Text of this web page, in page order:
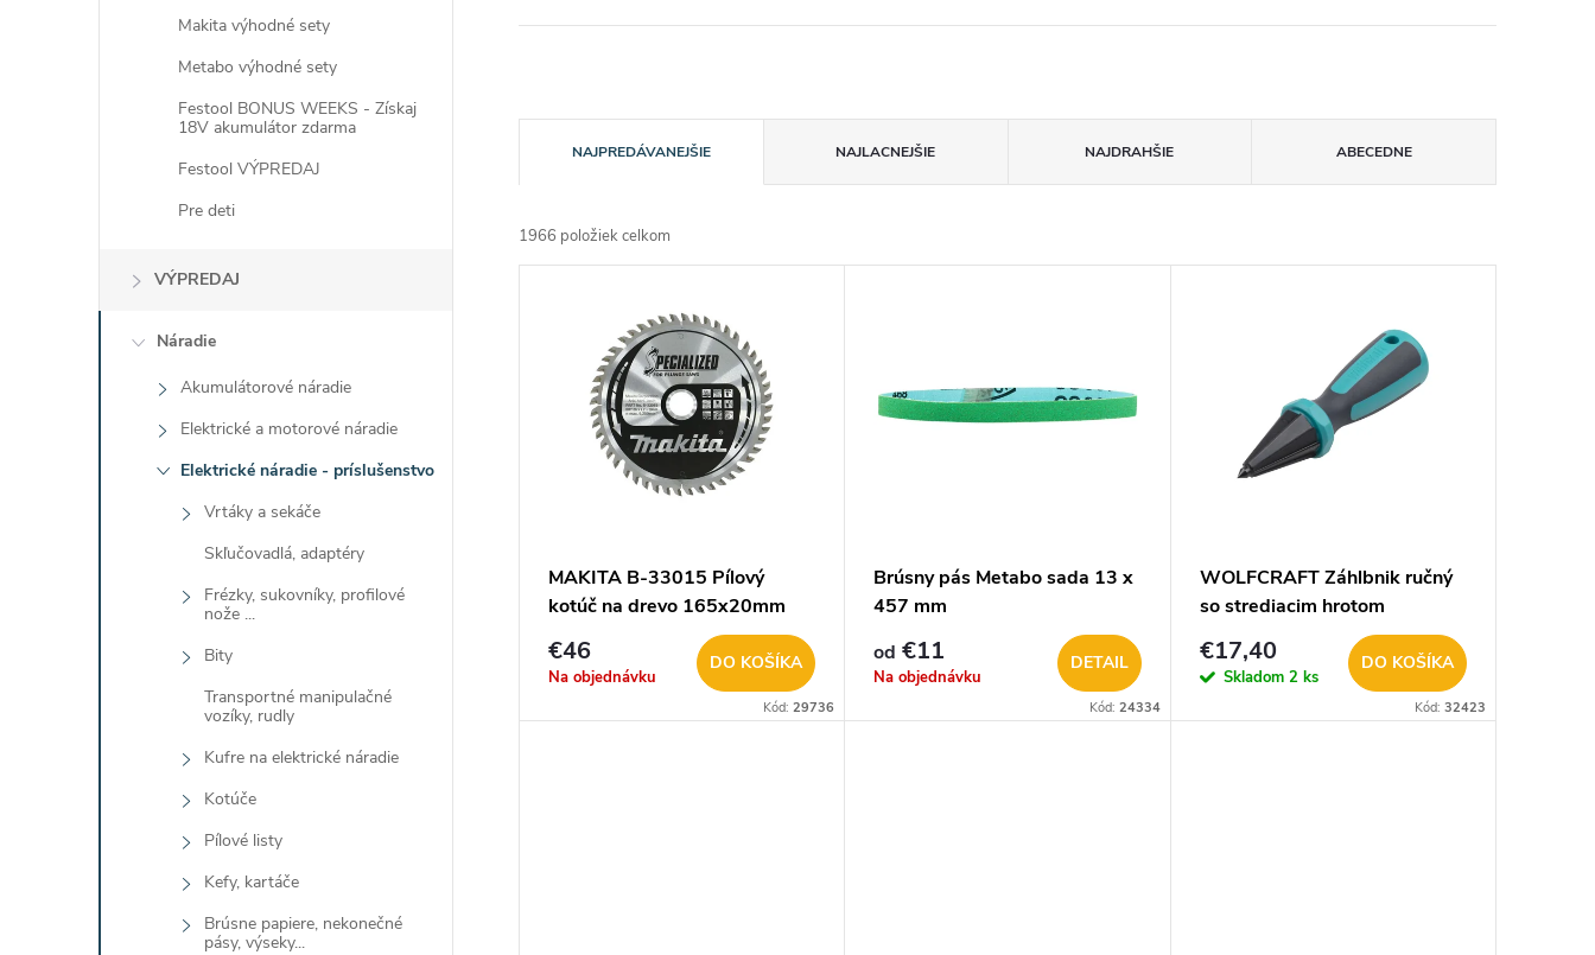
Makita výhodné sety
Metabo výhodné sety
Festool BONUS WEEKS - Získaj
18V akumulátor zdarma
Festool VÝPREDAJ
Pre deti
VÝPREDAJ
Náradie
Akumulátorové náradie
Elektrické a motorové náradie
Elektrické náradie - príslušenstvo
Vrtáky a sekáče
Skľučovadlá, adaptéry
Frézky, sukovníky, profilové
nože ...
Bity
Transportné manipulačné
vozíky, rudly
Kufre na elektrické náradie
Kotúče
Pílové listy
Kefy, kartáče
Brúsne papiere, nekonečné
pásy, výseky...
a
d
d
NAJPREDÁVANEJŠIE NAJLACNEJŠIE NAJDRAHŠIE ABECEDNE
1966 položiek celkom
o
MAKITA B-33015 Pílový
kotúč na drevo 165x20mm
€46
Na objednávku
DO KOŠÍKA
Kód:29736
Brúsny pás Metabo sada 13 x
457 mm
od €11
Na objednávku
DETAIL
Kód: 24334
WOLFCRAFT Záhlbnik ručný
so strediacim hrotom
€17,40
Skladom 2 ks
DO KOŠÍKA
Kód: 32423